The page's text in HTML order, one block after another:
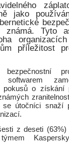
jako
známá. Tyto
příležitost
softwarem
pokusů o získání
se útočníci snaží
z deseti (63%)